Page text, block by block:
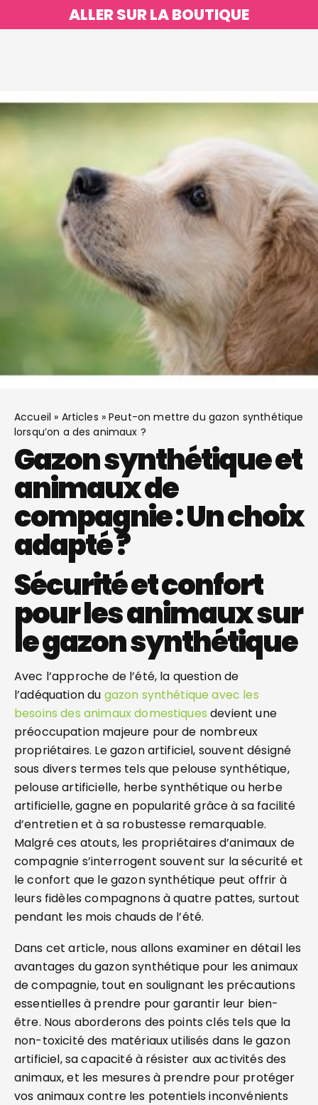
ALLER SUR LA BOUTIQUE
Accueil » Articles »Peut-on mettre du gazon synthétique
lorsqu’on a des animaux ?
Gazon synthétique et
animaux de
compagnie : Un choix
adapté ?
Sécurité et confort
pour les animaux sur
le gazon synthétique
Avec l’approche de l’été, la question de
l’adéquation du gazon synthétique avec les
besoins des animaux domestiques devient une
préoccupation majeure pour de nombreux
propriétaires. Le gazon artificiel, souvent désigné
sous divers termes tels que pelouse synthétique,
pelouse artificielle, herbe synthétique ou herbe
artificielle, gagne en popularité grâce à sa facilité
d’entretien et à sa robustesse remarquable.
Malgré ces atouts, les propriétaires d’animaux de
compagnie s’interrogent souvent sur la sécurité et
le confort que le gazon synthétique peut offrir à
leurs fidèles compagnons à quatre pattes, surtout
pendant les mois chauds de l’été.
Dans cet article, nous allons examiner en détail les
avantages du gazon synthétique pour les animaux
de compagnie, tout en soulignant les précautions
essentielles à prendre pour garantir leur bien-
être. Nous aborderons des points clés tels que la
non-toxicité des matériaux utilisés dans le gazon
artificiel, sa capacité à résister aux activités des
animaux, et les mesures à prendre pour protéger
vos animaux contre les potentiels inconvénients